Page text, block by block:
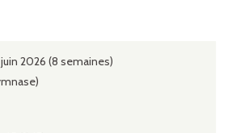
juin 2026 (8 semaines)